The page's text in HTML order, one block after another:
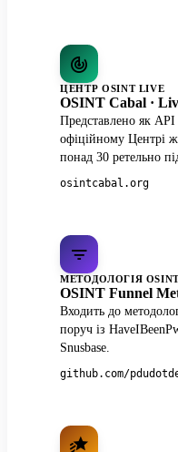
ЦЕНТР OSINT LIVE
OSINT Cabal ·
Представлено як
офіційному Центрі
понад 30 ретельно
osintcabal.org
МЕТОДОЛОГІЯ
OSINT Funnel
Входить до
поруч із
Snusbase.
github.com/